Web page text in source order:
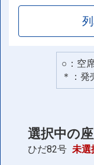
○：空
＊：
選択中の
ひだ82号 未選